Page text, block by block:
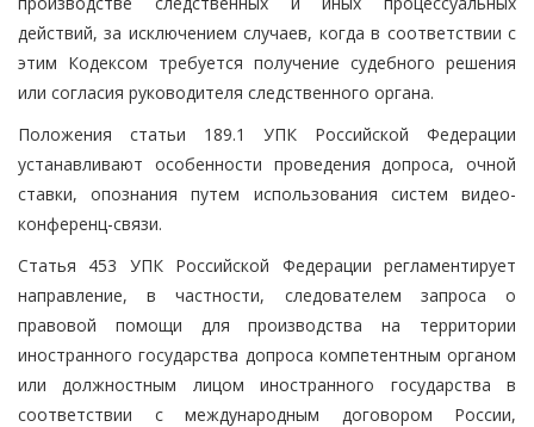
действий, за исключением случаев, когда в соответствии с
этим Кодексом требуется получение судебного решения
или согласия руководителя следственного органа.
Положения статьи 189.1 УПК Российской Федерации
устанавливают особенности проведения допроса, очной
ставки, опознания путем использования систем видео-
конференц-связи.
Статья 453 УПК Российской Федерации регламентирует
направление, в частности, следователем запроса о
правовой помощи для производства на территории
иностранного государства допроса компетентным органом
или должностным лицом иностранного государства в
соответствии с международным договором России,